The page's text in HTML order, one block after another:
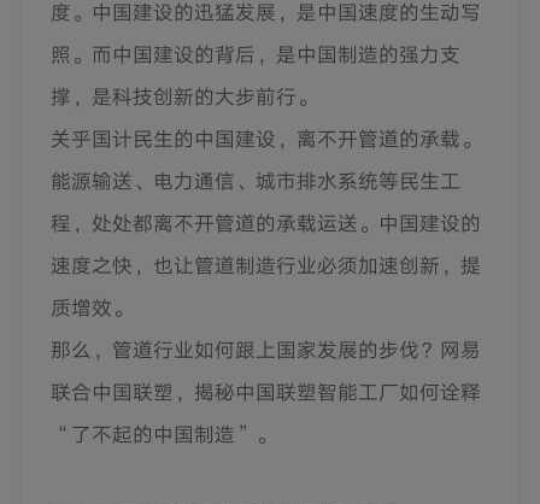
度。中国建设的迅猛发展，是中国速度的生动写
照。而中国建设的背后，是中国制造的强力支
撑，是科技创新的大步前行。
关乎国计民生的中国建设，离不开管道的承载。
能源输送、电力通信、城市排水系统等民生工
程，处处都离不开管道的承载运送。中国建设的
速度之快，也让管道制造行业必须加速创新，提
质增效。
那么，管道行业如何跟上国家发展的步伐？网易
联合中国联塑，揭秘中国联塑智能工厂如何诠释
“了不起的中国制造”。